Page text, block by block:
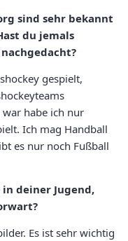
sind sehr bekannt
du jemals
gespielt,
habe ich nur
Ich mag Handball
es nur noch Fußball
deiner Jugend,
Es ist sehr wichtig